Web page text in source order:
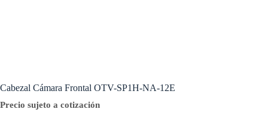
Cabezal Cámara Frontal OTV-SP1H-NA-12E
Precio sujeto a cotización